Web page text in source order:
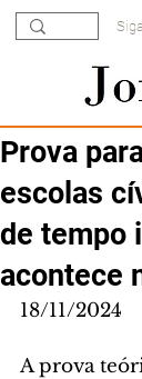
Prova
escolas
de tempo
acontece
18/11/2024
A prova